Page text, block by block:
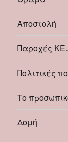
Αποστολή
Παροχές
Πολιτικές
Το
Δομή